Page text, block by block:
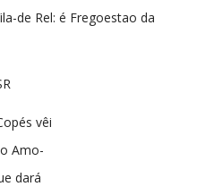
de Rel: é Fregoestao da
vêi
Amo-
dará